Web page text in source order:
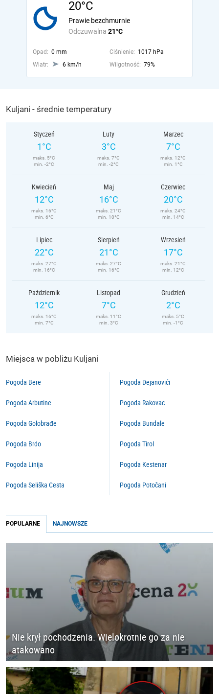
20°C
Odczuwalna 21°C
Prawie bezchmurnie
Opad: 0 mm Ciśnienie: 1017 hPa
Wiatr:
6 km/h Wilgotność: 79%
Kuljani - średnie temperatury
Styczeń
1°C
maks. 5°C
min. -2°C
Luty
3°C
maks. 7°C
min. -2°C
Marzec
7°C
maks. 12°C
min. 1°C
Kwiecień
12°C
maks. 16°C
min. 6°C
Maj
16°C
maks. 21°C
min. 10°C
Czerwiec
20°C
maks. 24°C
min. 14°C
Lipiec
22°C
maks. 27°C
min. 16°C
Sierpień
21°C
maks. 27°C
min. 16°C
Wrzesień
17°C
maks. 21°C
min. 12°C
Październik
12°C
maks. 16°C
min. 7°C
Listopad
7°C
maks. 11°C
min. 3°C
Grudzień
2°C
maks. 5°C
min. -1°C
Miejsca w pobliżu Kuljani
Pogoda Bere
Pogoda Arbutine
Pogoda Golobrađe
Pogoda Brdo
Pogoda Linija
Pogoda Seliška Cesta
Pogoda Dejanovići
Pogoda Rakovac
Pogoda Bundale
Pogoda Tirol
Pogoda Kestenar
Pogoda Potočani
POPULARNE NAJNOWSZE
Nie krył pochodzenia. Wielokrotnie go za nie
atakowano